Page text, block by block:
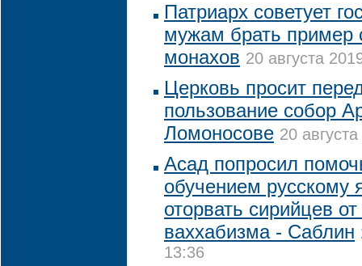
Патриарх советует
мужам брать пример
монахов 20 августа
Церковь просит
пользование собор
Ломоносове 20
Асад попросил
обучением русскому
оторвать сирийцев
ваххабизма - Саблин
13:36